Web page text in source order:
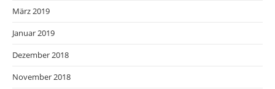
März 2019
Januar 2019
Dezember 2018
November 2018